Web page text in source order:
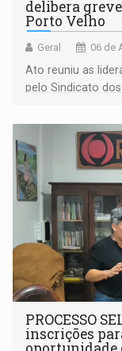
delibera
Porto Velho
Geral 06 de
Ato reuniu as
pelo Sindicato
PROCESSO
inscrições